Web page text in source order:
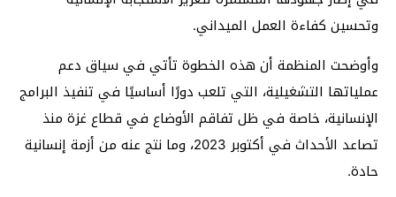
وتحسين كفاءة العمل الميداني.
وأوضحت المنظمة أن هذه الخطوة تأتي في سياق دعم
عملياتها التشغيلية، التي تلعب دورًا أساسيًا في تنفيذ البرامج
الإنسانية، خاصة في ظل تفاقم الأوضاع في قطاع غزة منذ
تصاعد الأحداث في أكتوبر 2023، وما نتج عنه من أزمة إنسانية
حادة.